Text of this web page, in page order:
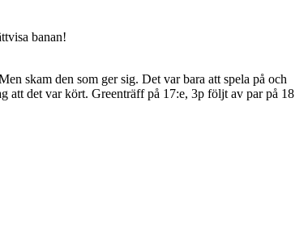
banan!
skam den som ger sig. Det var bara att spela på och
att det var kört. Greenträff på 17:e, 3p följt av par på 18